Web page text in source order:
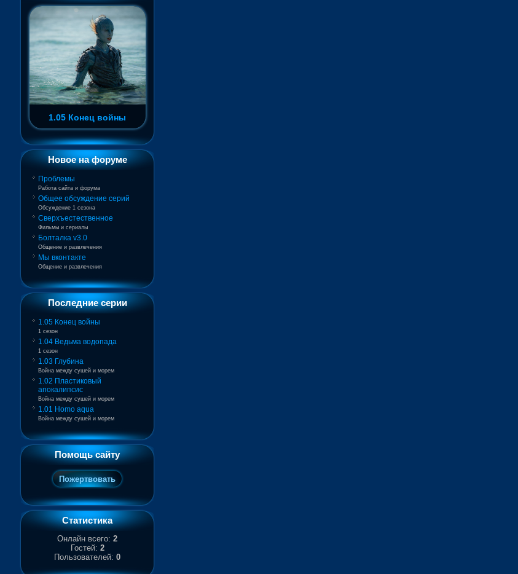
1.05 Конец войны
Новое на форуме
Проблемы
Работа сайта и форума
Общее обсуждение серий
Обсуждение 1 сезона
Сверхъестественное
Фильмы и сериалы
Болталка v3.0
Общение и развлечения
Мы вконтакте
Общение и развлечения
Последние серии
1.05 Конец войны
1 сезон
1.04 Ведьма водопада
1 сезон
1.03 Глубина
Война между сушей и морем
1.02 Пластиковый
апокалипсис
Война между сушей и морем
1.01 Homo aqua
Война между сушей и морем
Помощь сайту
Статистика
Онлайн всего: 2
Гостей: 2
Пользователей: 0